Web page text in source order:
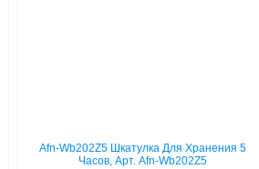
Afn-Wb202Z5 Шкатулка Для Хранения 5
Часов, Арт. Afn-Wb202Z5